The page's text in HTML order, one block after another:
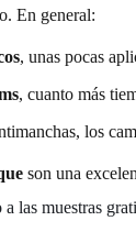
En general:
, unas pocas
, cuanto más
los
son una
las muestras